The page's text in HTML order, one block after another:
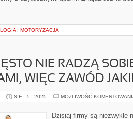
I MOTORYZACJA
NIE RADZĄ
WIĘC ZAWÓD
SIE - 5 - 2025 MOŻLIWOŚĆ
Dzisiaj firmy są niezwykle